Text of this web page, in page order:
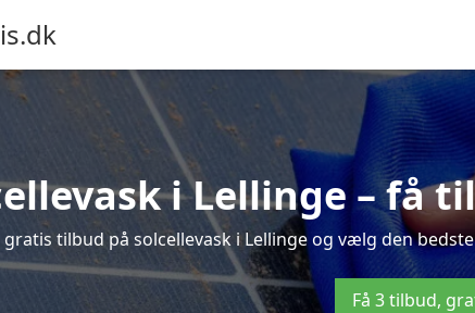
i Lellinge – få
tilbud på solcellevask i Lellinge og vælg den
Få 3 tilbud,